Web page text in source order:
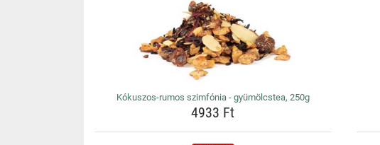
Kókuszos-rumos szimfónia - gyümölcstea, 250g
4933 Ft